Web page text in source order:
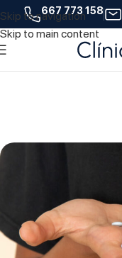
Skip to navigation
Skip to main content
667 773 158
19
MAY